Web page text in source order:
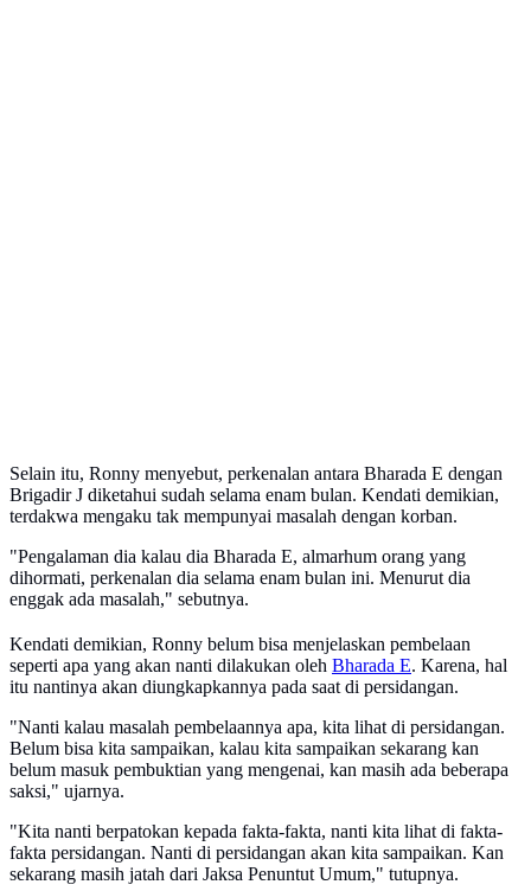
Selain itu, Ronny menyebut, perkenalan antara Bharada E dengan
Brigadir J diketahui sudah selama enam bulan. Kendati demikian,
terdakwa mengaku tak mempunyai masalah dengan korban.
"Pengalaman dia kalau dia Bharada E, almarhum orang yang
dihormati, perkenalan dia selama enam bulan ini. Menurut dia
enggak ada masalah," sebutnya.
Kendati demikian, Ronny belum bisa menjelaskan pembelaan
seperti apa yang akan nanti dilakukan oleh Bharada E. Karena, hal
itu nantinya akan diungkapkannya pada saat di persidangan.
"Nanti kalau masalah pembelaannya apa, kita lihat di persidangan.
Belum bisa kita sampaikan, kalau kita sampaikan sekarang kan
belum masuk pembuktian yang mengenai, kan masih ada beberapa
saksi," ujarnya.
"Kita nanti berpatokan kepada fakta-fakta, nanti kita lihat di fakta-
fakta persidangan. Nanti di persidangan akan kita sampaikan. Kan
sekarang masih jatah dari Jaksa Penuntut Umum," tutupnya.